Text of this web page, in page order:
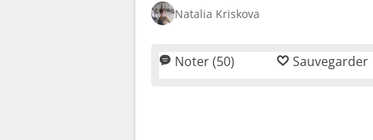
revenir les cèpes et les lier avec une
où la douceur des Saint-Jacques
Natalia Kriskova
Noter (50) Sauvegarder